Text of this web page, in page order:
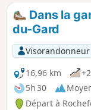
Dans la
du-Gard
Visorandonneur
16,96 km
5h 30
Départ à